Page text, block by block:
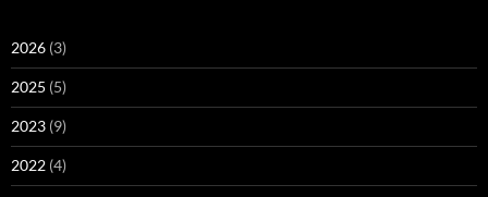
2026 (3)
2025 (5)
2023 (9)
2022 (4)